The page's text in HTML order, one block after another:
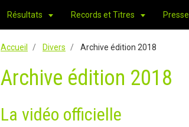
Résultats Records et Titres Presse
Accueil Divers Archive édition 2018
Archive édition 2018
La vidéo officielle